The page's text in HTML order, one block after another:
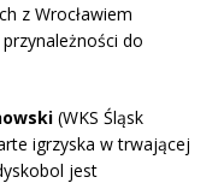
z Wrocławiem
do
(WKS Śląsk
igrzyska w trwającej
jest